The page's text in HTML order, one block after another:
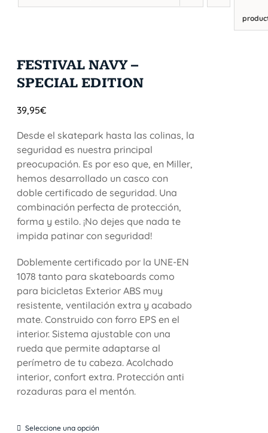
FESTIVAL NAVY –
SPECIAL EDITION
39,95€
Desde el skatepark hasta las colinas, la
seguridad es nuestra principal
preocupación. Es por eso que, en Miller,
hemos desarrollado un casco con
doble certificado de seguridad. Una
combinación perfecta de protección,
forma y estilo. ¡No dejes que nada te
impida patinar con seguridad!
Doblemente certificado por la UNE-EN
1078 tanto para skateboards como
para bicicletas Exterior ABS muy
resistente, ventilación extra y acabado
mate. Construido con forro EPS en el
interior. Sistema ajustable con una
rueda que permite adaptarse al
perímetro de tu cabeza. Acolchado
interior, confort extra. Protección anti
rozaduras para el mentón.
Seleccione una opción